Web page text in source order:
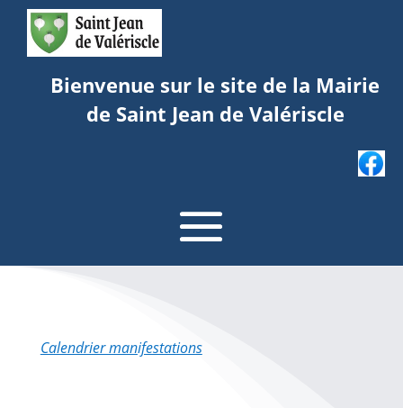
Bienvenue sur le site de la Mairie
de Saint Jean de Valériscle
Calendrier manifestations